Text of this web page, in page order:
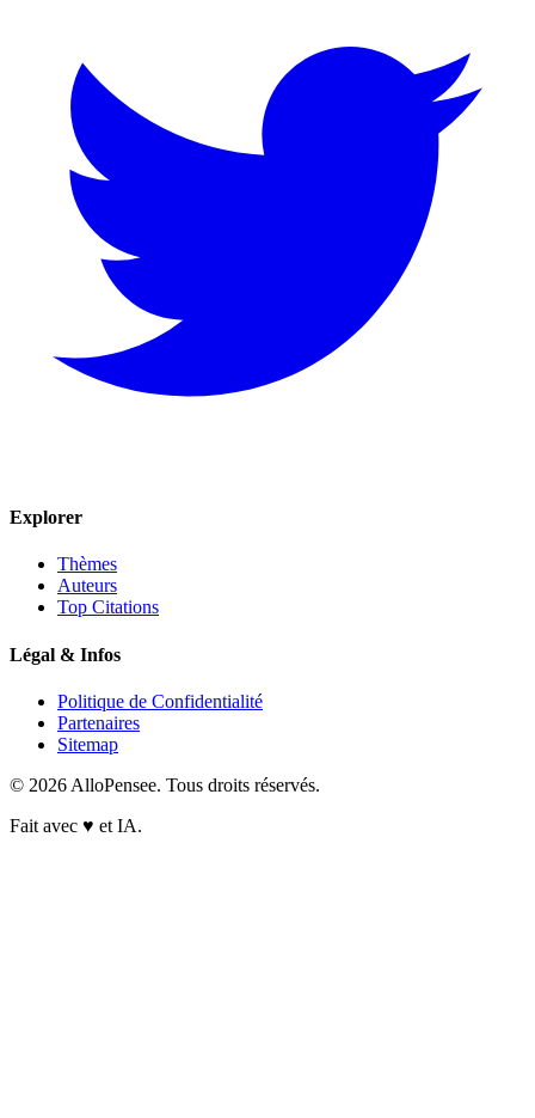
Explorer
Thèmes
Auteurs
Top Citations
Légal & Infos
Politique de Confidentialité
Partenaires
Sitemap
© 2026 AlloPensee. Tous droits réservés.
Fait avec ♥ et IA.